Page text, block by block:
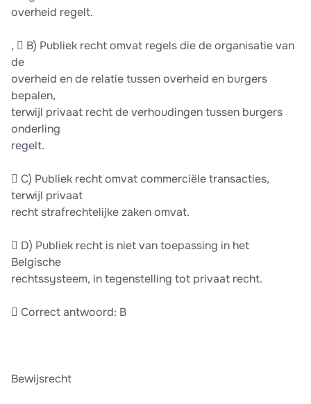
overheid regelt.
,  B) Publiek recht omvat regels die de organisatie van
de
overheid en de relatie tussen overheid en burgers
bepalen,
terwijl privaat recht de verhoudingen tussen burgers
onderling
regelt.
 C) Publiek recht omvat commerciële transacties,
terwijl privaat
recht strafrechtelijke zaken omvat.
 D) Publiek recht is niet van toepassing in het
Belgische
rechtssysteem, in tegenstelling tot privaat recht.
 Correct antwoord: B
Bewijsrecht